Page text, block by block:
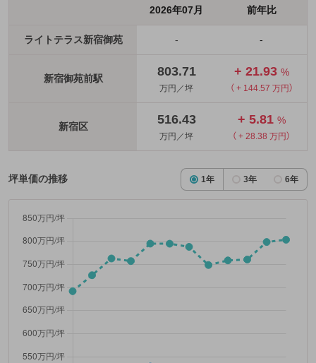
2026年07月 前年比
ライトテラス新宿御苑 - -
新宿御苑前駅 803.71
万円／坪
+ 21.93 %
（ + 144.57 万円）
新宿区 516.43
万円／坪
+ 5.81 %
（ + 28.38 万円）
坪単価の推移 1年 3年 6年